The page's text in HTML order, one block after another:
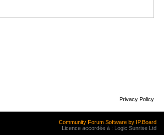
Privacy Policy
Community Forum Software by IP.Board
Licence accordée à : Logic Sunrise Ltd